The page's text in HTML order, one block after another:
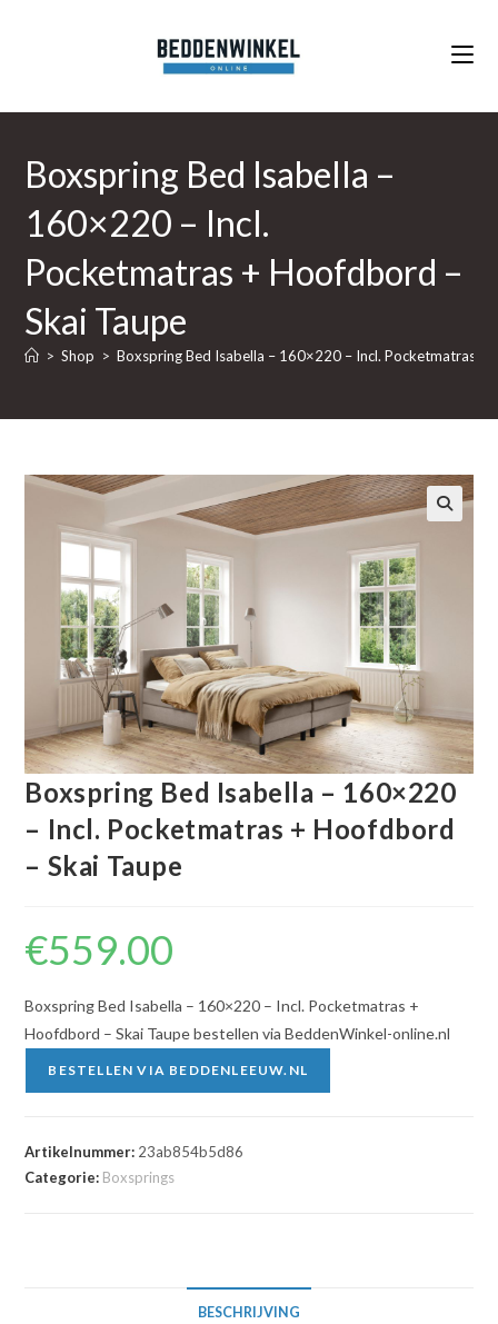
Boxspring Bed Isabella –
160×220 – Incl.
Pocketmatras + Hoofdbord –
Skai Taupe
> Shop > Boxspring Bed Isabella – 160×220 – Incl. Pocketmatras +
Boxspring Bed Isabella – 160×220
– Incl. Pocketmatras + Hoofdbord
– Skai Taupe
€559.00
Boxspring Bed Isabella – 160×220 – Incl. Pocketmatras +
Hoofdbord – Skai Taupe bestellen via BeddenWinkel-online.nl
BESTELLEN VIA BEDDENLEEUW.NL
Artikelnummer: 23ab854b5d86
Categorie: Boxsprings
BESCHRIJVING